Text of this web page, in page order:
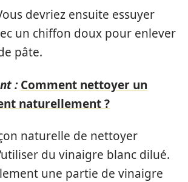
devriez ensuite essuyer
un chiffon doux pour enlever
pâte.
: Comment nettoyer un
naturellement ?
naturelle de nettoyer
du vinaigre blanc dilué.
une partie de vinaigre